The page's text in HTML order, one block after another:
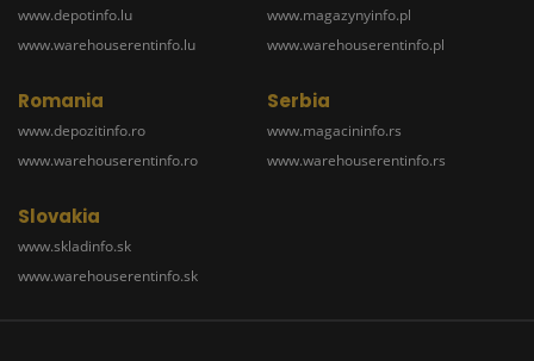
www.depotinfo.lu
www.warehouserentinfo.lu
www.magazynyinfo.pl
www.warehouserentinfo.pl
Romania
www.depozitinfo.ro
www.warehouserentinfo.ro
Serbia
www.magacininfo.rs
www.warehouserentinfo.rs
Slovakia
www.skladinfo.sk
www.warehouserentinfo.sk